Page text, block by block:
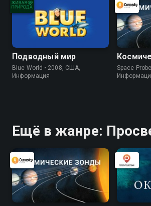
Подводный мир
Blue World • 2008, США,
Информация
Space
Ещё в жанре: